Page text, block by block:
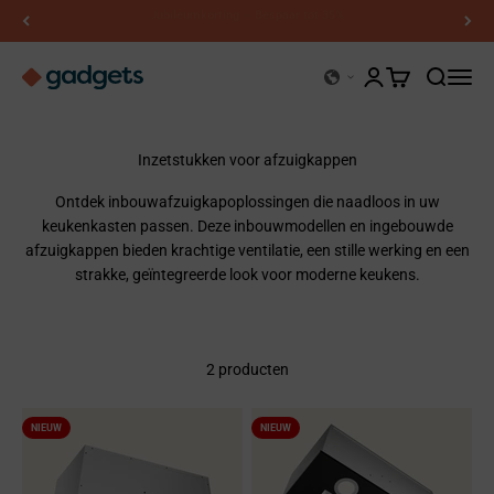
Zoeken
Kerry Gadgets Accountpagina
Winkelwagen
Inzetstukken voor afzuigkappen
Ontdek inbouwafzuigkapoplossingen die naadloos in uw
keukenkasten passen. Deze inbouwmodellen en ingebouwde
afzuigkappen bieden krachtige ventilatie, een stille werking en een
strakke, geïntegreerde look voor moderne keukens.
2 producten
NIEUW NIEUW